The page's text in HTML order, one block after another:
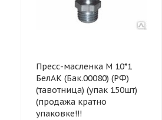
Пресс-масленка М 10*1
БелАК (Бак.00080) (РФ)
(тавотница) (упак 150шт)
(продажа кратно
упаковке!!!